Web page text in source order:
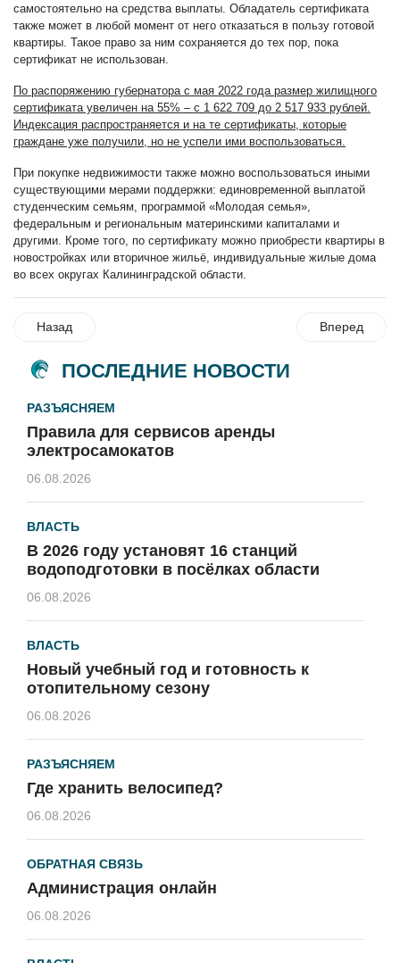
самостоятельно на средства выплаты. Обладатель сертификата
также может в любой момент от него отказаться в пользу готовой
квартиры. Такое право за ним сохраняется до тех пор, пока
сертификат не использован.
По распоряжению губернатора с мая 2022 года размер жилищного
сертификата увеличен на 55% – с 1 622 709 до 2 517 933 рублей.
Индексация распространяется и на те сертификаты, которые
граждане уже получили, но не успели ими воспользоваться.
При покупке недвижимости также можно воспользоваться иными
существующими мерами поддержки: единовременной выплатой
студенческим семьям, программой «Молодая семья»,
федеральным и региональным материнскими капиталами и
другими. Кроме того, по сертификату можно приобрести квартиры в
новостройках или вторичное жильё, индивидуальные жилые дома
во всех округах Калининградской области.
Назад Вперед
ПОСЛЕДНИЕ НОВОСТИ
РАЗЪЯСНЯЕМ
Правила для сервисов аренды
электросамокатов
06.08.2026
ВЛАСТЬ
В 2026 году установят 16 станций
водоподготовки в посёлках области
06.08.2026
ВЛАСТЬ
Новый учебный год и готовность к
отопительному сезону
06.08.2026
РАЗЪЯСНЯЕМ
Где хранить велосипед?
06.08.2026
ОБРАТНАЯ СВЯЗЬ
Администрация онлайн
06.08.2026